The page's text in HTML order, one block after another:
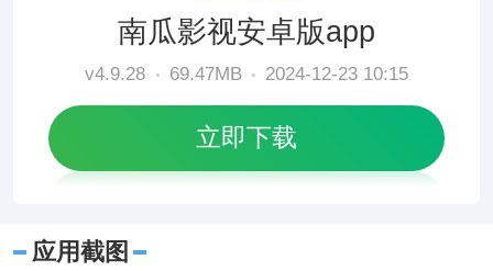
南瓜影视安卓版app
v4.9.28 69.47MB 2024-12-23 10:15
立即下载
应用截图